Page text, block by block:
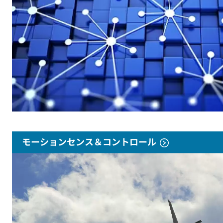
モーションセンス＆コントロール